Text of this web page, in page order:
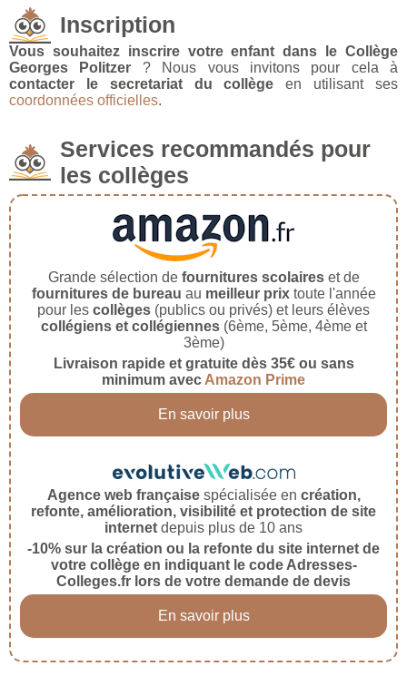
Inscription
Vous souhaitez inscrire votre enfant dans le Collège
Georges Politzer ? Nous vous invitons pour cela à
contacter le secretariat du collège en utilisant ses
coordonnées officielles.
Services recommandés pour
les collèges
Grande sélection de fournitures scolaireset de
fournitures de bureau au meilleur prixtoute l'année
pour les collèges (publics ou privés) et leurs élèves
collégiens et collégiennes(6ème, 5ème, 4ème et
3ème)
Livraison rapide et gratuite dès 35€ ou sans
minimum avec Amazon Prime
En savoir plus
Agence web françaisespécialisée en création,
refonte, amélioration, visibilité et protection de site
internet depuis plus de 10 ans
-10% sur la création ou la refonte du site internet de
votre collège en indiquant le code Adresses-
Colleges.fr lors de votre demande de devis
En savoir plus